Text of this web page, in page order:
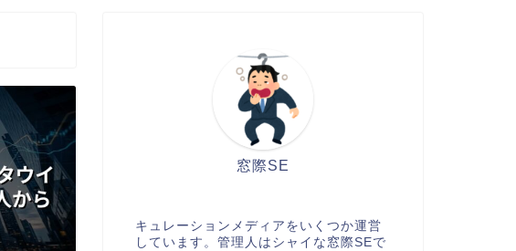
窓際SE
キュレーションメディアをいくつか運営
しています。管理人はシャイな窓際SEで